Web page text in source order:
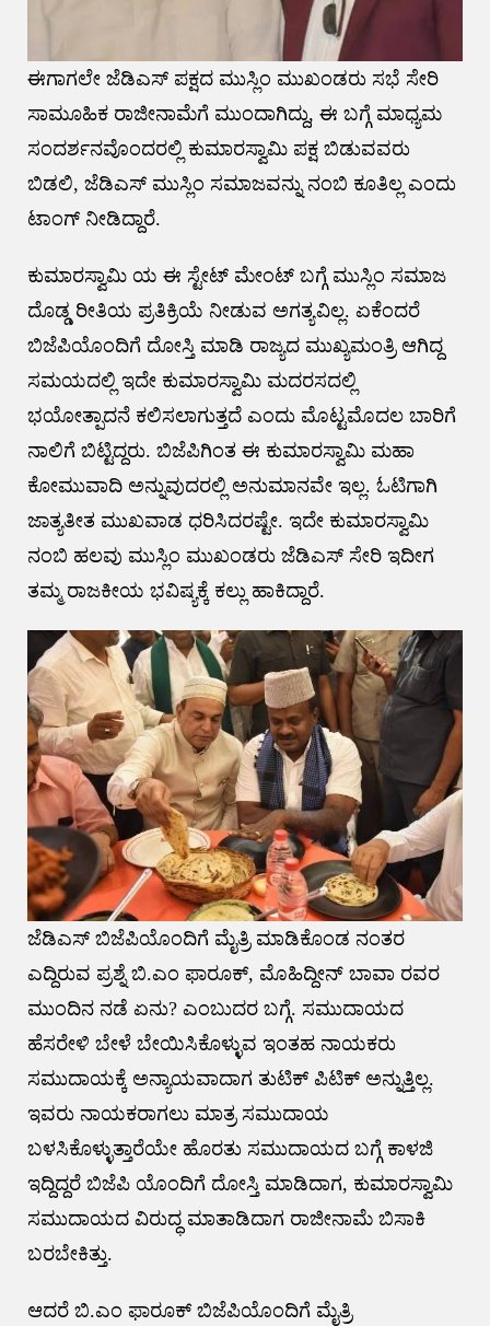
ಈಗಾಗಲೇ ಜೆಡಿಎಸ್ ಪಕ್ಷದ ಮುಸ್ಲಿಂ ಮುಖಂಡರು ಸಭೆ ಸೇರಿ
ಸಾಮೂಹಿಕ ರಾಜೀನಾಮೆಗೆ ಮುಂದಾಗಿದ್ದು, ಈ ಬಗ್ಗೆ ಮಾಧ್ಯಮ
ಸಂದರ್ಶನವೊಂದರಲ್ಲಿ ಕುಮಾರಸ್ವಾಮಿ ಪಕ್ಷ ಬಿಡುವವರು
ಬಿಡಲಿ, ಜೆಡಿಎಸ್ ಮುಸ್ಲಿಂ ಸಮಾಜವನ್ನು ನಂಬಿ ಕೂತಿಲ್ಲ ಎಂದು
ಟಾಂಗ್ ನೀಡಿದ್ದಾರೆ.
ಕುಮಾರಸ್ವಾಮಿ ಯ ಈ ಸ್ಟೇಟ್ ಮೇಂಟ್ ಬಗ್ಗೆ ಮುಸ್ಲಿಂ ಸಮಾಜ
ದೊಡ್ಡ ರೀತಿಯ ಪ್ರತಿಕ್ರಿಯೆ ನೀಡುವ ಅಗತ್ಯವಿಲ್ಲ. ಏಕೆಂದರೆ
ಬಿಜೆಪಿಯೊಂದಿಗೆ ದೋಸ್ತಿ ಮಾಡಿ ರಾಜ್ಯದ ಮುಖ್ಯಮಂತ್ರಿ ಆಗಿದ್ದ
ಸಮಯದಲ್ಲಿ ಇದೇ ಕುಮಾರಸ್ವಾಮಿ ಮದರಸದಲ್ಲಿ
ಭಯೋತ್ಪಾದನೆ ಕಲಿಸಲಾಗುತ್ತದೆ ಎಂದು ಮೊಟ್ಟಮೊದಲ ಬಾರಿಗೆ
ನಾಲಿಗೆ ಬಿಟ್ಟಿದ್ದರು. ಬಿಜೆಪಿಗಿಂತ ಈ ಕುಮಾರಸ್ವಾಮಿ ಮಹಾ
ಕೋಮುವಾದಿ ಅನ್ನುವುದರಲ್ಲಿ ಅನುಮಾನವೇ ಇಲ್ಲ. ಓಟಿಗಾಗಿ
ಜಾತ್ಯತೀತ ಮುಖವಾಡ ಧರಿಸಿದರಷ್ಟೇ. ಇದೇ ಕುಮಾರಸ್ವಾಮಿ
ನಂಬಿ ಹಲವು ಮುಸ್ಲಿಂ ಮುಖಂಡರು ಜೆಡಿಎಸ್ ಸೇರಿ ಇದೀಗ
ತಮ್ಮ ರಾಜಕೀಯ ಭವಿಷ್ಯಕ್ಕೆ ಕಲ್ಲು ಹಾಕಿದ್ದಾರೆ.
ಜೆಡಿಎಸ್ ಬಿಜೆಪಿಯೊಂದಿಗೆ ಮೈತ್ರಿ ಮಾಡಿಕೊಂಡ ನಂತರ
ಎದ್ದಿರುವ ಪ್ರಶ್ನೆ ಬಿ.ಎಂ ಫಾರೂಕ್, ಮೊಹಿದ್ದೀನ್ ಬಾವಾ ರವರ
ಮುಂದಿನ ನಡೆ ಏನು? ಎಂಬುದರ ಬಗ್ಗೆ. ಸಮುದಾಯದ
ಹೆಸರೇಳಿ ಬೇಳೆ ಬೇಯಿಸಿಕೊಳ್ಳುವ ಇಂತಹ ನಾಯಕರು
ಸಮುದಾಯಕ್ಕೆ ಅನ್ಯಾಯವಾದಾಗ ತುಟಿಕ್ ಪಿಟಿಕ್ ಅನ್ನುತ್ತಿಲ್ಲ.
ಇವರು ನಾಯಕರಾಗಲು ಮಾತ್ರ ಸಮುದಾಯ
ಬಳಸಿಕೊಳ್ಳುತ್ತಾರೆಯೇ ಹೊರತು ಸಮುದಾಯದ ಬಗ್ಗೆ ಕಾಳಜಿ
ಇದ್ದಿದ್ದರೆ ಬಿಜೆಪಿ ಯೊಂದಿಗೆ ದೋಸ್ತಿ ಮಾಡಿದಾಗ, ಕುಮಾರಸ್ವಾಮಿ
ಸಮುದಾಯದ ವಿರುದ್ಧ ಮಾತಾಡಿದಾಗ ರಾಜೀನಾಮೆ ಬಿಸಾಕಿ
ಬರಬೇಕಿತ್ತು.
ಆದರೆ ಬಿ.ಎಂ ಫಾರೂಕ್ ಬಿಜೆಪಿಯೊಂದಿಗೆ ಮೈತ್ರಿ